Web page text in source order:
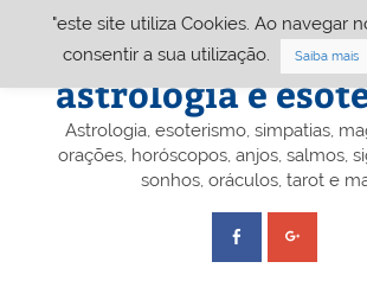
Portal A&E –
astrologia e
Astrologia, esoterismo, simpatias,
orações, horóscopos, anjos, salmos,
sonhos, oráculos, tarot e
"este site utiliza Cookies. Ao navegar
consentir a sua utilização.
Saiba mais